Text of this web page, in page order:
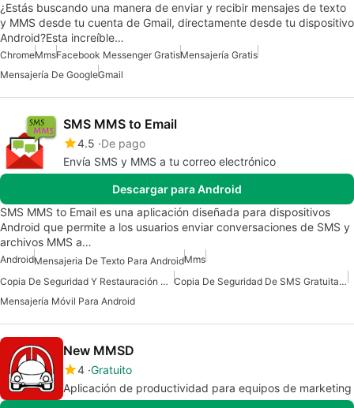
¿Estás buscando una manera de enviar y recibir mensajes de texto
y MMS desde tu cuenta de Gmail, directamente desde tu dispositivo
Android?Esta increíble…
ChromeMmsFacebook Messenger GratisMensajería Gratis
Mensajería De GoogleGmail
SMS MMS to Email
4.5 De pago
Envía SMS y MMS a tu correo electrónico
Descargar para Android
SMS MMS to Email es una aplicación diseñada para dispositivos
Android que permite a los usuarios enviar conversaciones de SMS y
archivos MMS a…
AndroidMensajeria De Texto Para AndroidMms
Copia De Seguridad Y Restauración De SMS Para Android
Copia De Seguridad De SMS Gratuita Para Android
Mensajería Móvil Para Android
New MMSD
4 Gratuito
Aplicación de productividad para equipos de marketing